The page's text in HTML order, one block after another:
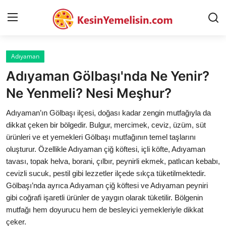
AnaSayfa
Gizlilik Sözleşmesi
Rüya Tabirleri
Diyet & Sağlıklı Beslenme
İletişim
Şehirler
Helal Gıda & Dini Hükümler
Gıda Güvenliği & Bilimi
Adıyaman
Adıyaman Gölbaşı'nda Ne Yenir?
Ne Yenmeli? Nesi Meşhur?
Adıyaman’ın Gölbaşı ilçesi, doğası kadar zengin mutfağıyla da
dikkat çeken bir bölgedir. Bulgur, mercimek, ceviz, üzüm, süt
ürünleri ve et yemekleri Gölbaşı mutfağının temel taşlarını
oluşturur. Özellikle Adıyaman çiğ köftesi, içli köfte, Adıyaman
tavası, topak helva, borani, çılbır, peynirli ekmek, patlıcan kebabı,
cevizli sucuk, pestil gibi lezzetler ilçede sıkça tüketilmektedir.
Gölbaşı’nda ayrıca Adıyaman çiğ köftesi ve Adıyaman peyniri
gibi coğrafi işaretli ürünler de yaygın olarak tüketilir. Bölgenin
mutfağı hem doyurucu hem de besleyici yemekleriyle dikkat
çeker.